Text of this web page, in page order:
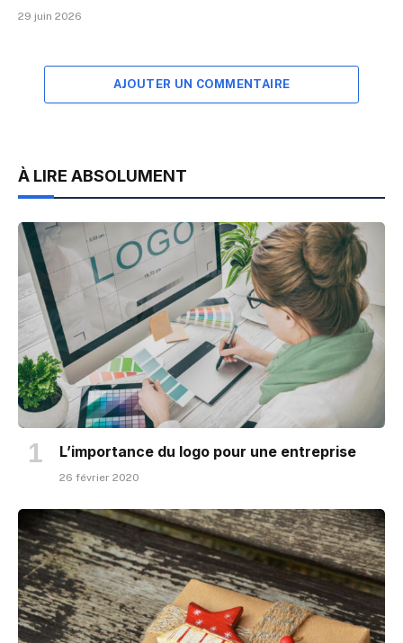
29 juin 2026
AJOUTER UN COMMENTAIRE
À LIRE ABSOLUMENT
L’importance du logo pour une entreprise
26 février 2020